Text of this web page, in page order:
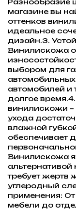
Разнообразие
магазине вы
оттенков
идеальное
дизайн.3.
Винилискожа
выбором для
автомобилей и
долгое
винилискожи –
ухода
влажной
обеспечивает
Винилискожа
альтернативой
требует жертв
углеродный
применения:
мебели до